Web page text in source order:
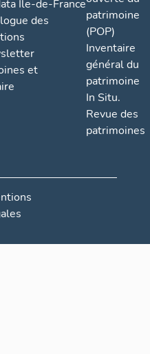
Île-de-France
des
et
patrimoine
(POP)
Inventaire
général du
patrimoine
In Situ.
Revue des
patrimoines